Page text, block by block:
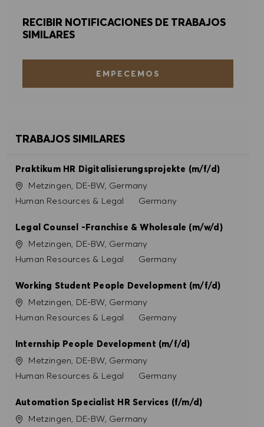
RECIBIR NOTIFICACIONES DE TRABAJOS
SIMILARES
EMPECEMOS
TRABAJOS SIMILARES
Praktikum HR Digitalisierungsprojekte (m/f/d)
Ubicación
Metzingen, DE-BW, Germany
Categoría
Human Resources & Legal Germany
Legal Counsel -Franchise & Wholesale (m/w/d)
Ubicación
Metzingen, DE-BW, Germany
Categoría
Human Resources & Legal Germany
Working Student People Development (m/f/d)
Ubicación
Metzingen, DE-BW, Germany
Categoría
Human Resources & Legal Germany
Internship People Development (m/f/d)
Ubicación
Metzingen, DE-BW, Germany
Categoría
Human Resources & Legal Germany
Automation Specialist HR Services (f/m/d)
Ubicación
Metzingen, DE-BW, Germany